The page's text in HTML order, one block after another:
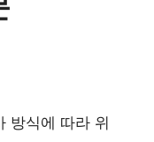
방식에 따라 위